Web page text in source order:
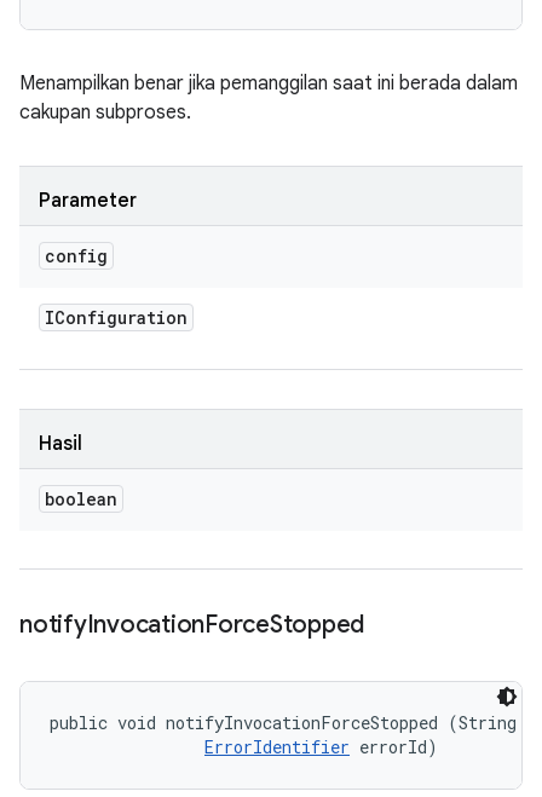
Menampilkan benar jika pemanggilan saat ini berada dalam
cakupan subproses.
Parameter
config
IConfiguration
Hasil
boolean
notifyInvocationForceStopped
public void notifyInvocationForceStopped (String
ErrorIdentifier errorId)